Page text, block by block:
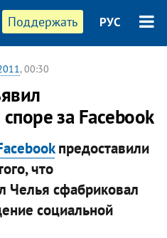
Поддержать РУС
, 00:30
споре за Facebook
предоставили
что
Челья сфабриковал
социальной